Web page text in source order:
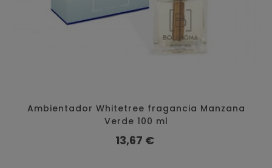
Ambientador Whitetree fragancia Manzana
Verde 100 ml
Preço
13,67 €